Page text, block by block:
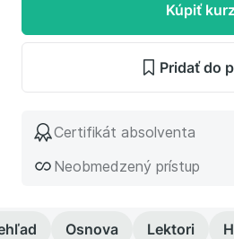
Kúpiť
Pridať do
Certifikát absolventa
Neobmedzený prístup
Osnova Lektori